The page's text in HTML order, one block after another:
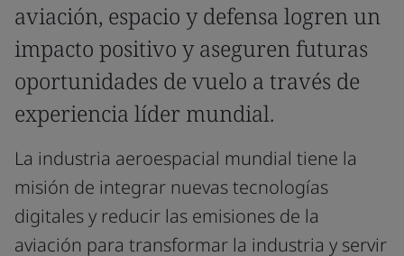
aviación, espacio y defensa logren un
impacto positivo y aseguren futuras
oportunidades de vuelo a través de
experiencia líder mundial.
La industria aeroespacial mundial tiene la
misión de integrar nuevas tecnologías
digitales y reducir las emisiones de la
aviación para transformar la industria y servir